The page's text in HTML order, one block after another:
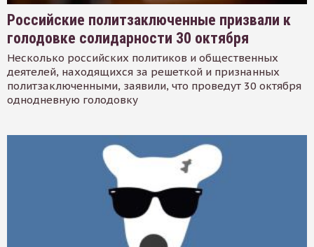
Российские политзаключенные призвали к
голодовке солидарности 30 октября
Несколько российских политиков и общественных
деятелей, находящихся за решеткой и признанных
политзаключенными, заявили, что проведут 30 октября
однодневную голодовку